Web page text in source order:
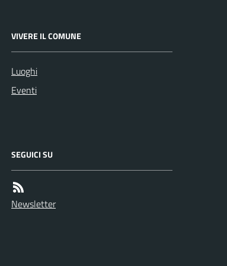
VIVERE IL COMUNE
Luoghi
Eventi
SEGUICI SU
Newsletter